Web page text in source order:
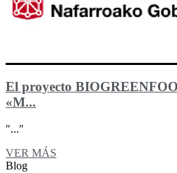
El proyecto
«M...
″...″
VER MÁS
Blog